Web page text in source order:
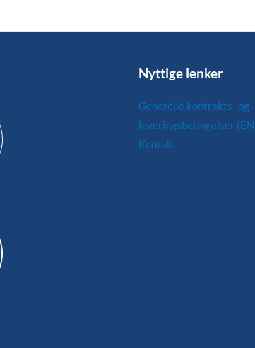
Nyttige lenker
Generelle kontrakts- og
leveringsbetingelser
Kontakt